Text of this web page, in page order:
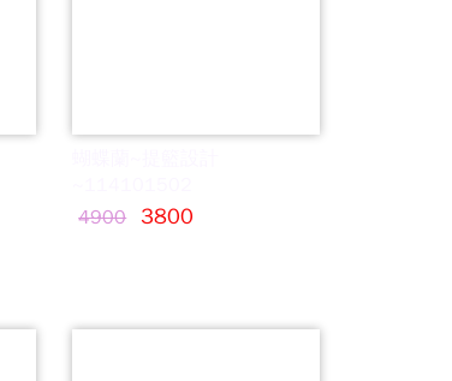
4900 3800